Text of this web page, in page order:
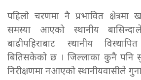
पहिलो चरणमा नै प्रभावित क्षेत्रमा
समस्या आएको स्थानीय
बाढीपहिराबाट स्थानीय
बितिसकेको छ । जिल्लाका कुनै पनि
निरीक्षणमा नआएको स्थानीयवासीले